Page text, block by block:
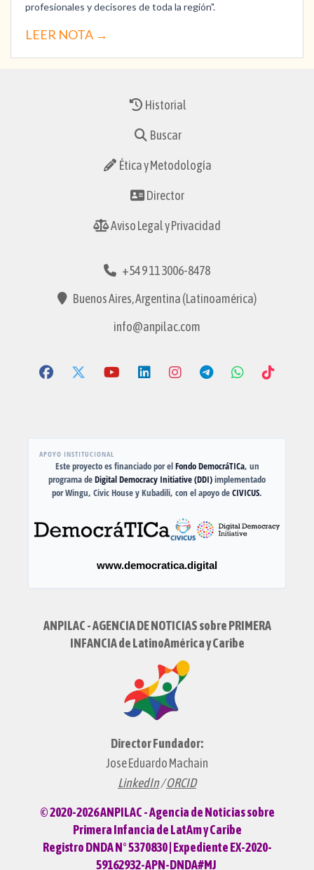
profesionales y decisores de toda la región".
LEER NOTA →
Historial
Buscar
Ética y Metodología
Director
Aviso Legal y Privacidad
APOYO INSTITUCIONAL
Este proyecto es financiado por elFondo DemocráTICa, un
programa deDigital Democracy Initiative (DDI)implementado
por Wingu, Civic House y Kubadili, con el apoyo deCIVICUS.
www.democratica.digital
ANPILAC - AGENCIA DE NOTICIAS sobre PRIMERA
INFANCIA de LatinoAmérica y Caribe
Director Fundador:
Jose Eduardo Machain
LinkedIn/ORCID
© 2020-2026 ANPILAC - Agencia de Noticias sobre
Primera Infancia de LatAm y Caribe
Registro DNDA N° 5370830 | Expediente EX-2020-
59162932-APN-DNDA#MJ
+54 9 11 3006-8478
Buenos Aires, Argentina (Latinoamérica)
info@anpilac.com